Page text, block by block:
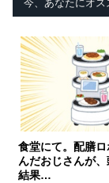
今、あなたにオス
食堂にて。配膳
んだおじさんが
結果…